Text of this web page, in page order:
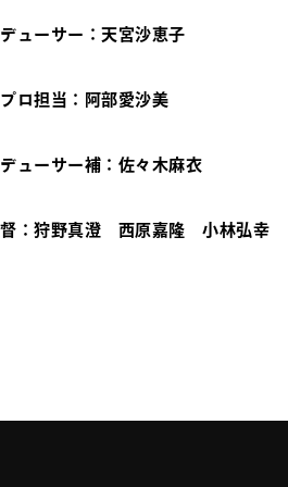
ューサー ： 天宮沙恵子
ロ担当 ： 阿部愛沙美
ューサー補 ： 佐々木麻衣
：狩野真澄 西原嘉隆 小林弘幸